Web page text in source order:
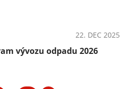
22. DEC 2025
vývozu odpadu 2026